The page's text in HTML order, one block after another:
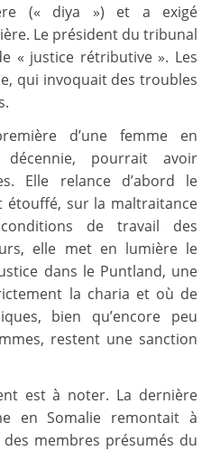
(« diya ») et a exigé
Le président du tribunal
« justice rétributive ». Les
qui invoquait des troubles
d’une femme en
pourrait avoir
Elle relance d’abord le
étouffé, sur la maltraitance
de travail des
elle met en lumière le
dans le Puntland, une
la charia et où de
bien qu’encore peu
restent une sanction
est à noter. La dernière
en Somalie remontait à
membres présumés du